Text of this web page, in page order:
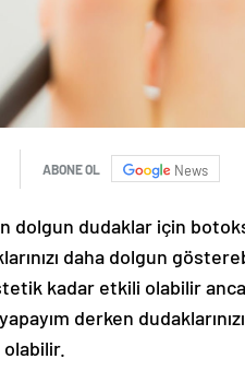
ABONE OL News
dolgun dudaklar için
daha dolgun
kadar etkili olabilir
derken